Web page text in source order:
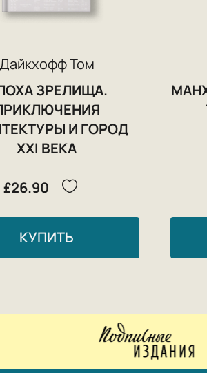
Том
ЗРЕЛИЩА.
И ГОРОД
XXI ВЕКА
£26.90
КУПИТЬ